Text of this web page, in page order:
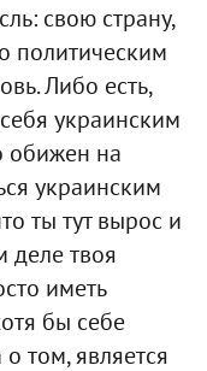
свою страну,
политическим
Либо есть,
украинским
обижен на
украинским
ты тут вырос и
деле твоя
иметь
бы себе
том, является